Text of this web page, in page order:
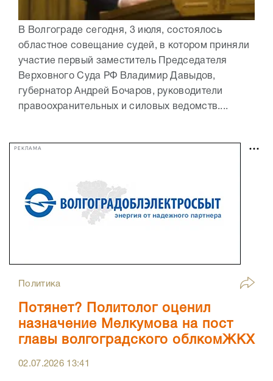
В Волгограде сегодня, 3 июля, состоялось
областное совещание судей, в котором приняли
участие первый заместитель Председателя
Верховного Суда РФ Владимир Давыдов,
губернатор Андрей Бочаров, руководители
правоохранительных и силовых ведомств....
РЕКЛАМА
Политика
Потянет? Политолог оценил
назначение Мелкумова на пост
главы волгоградского облкомЖКХ
02.07.2026 13:41